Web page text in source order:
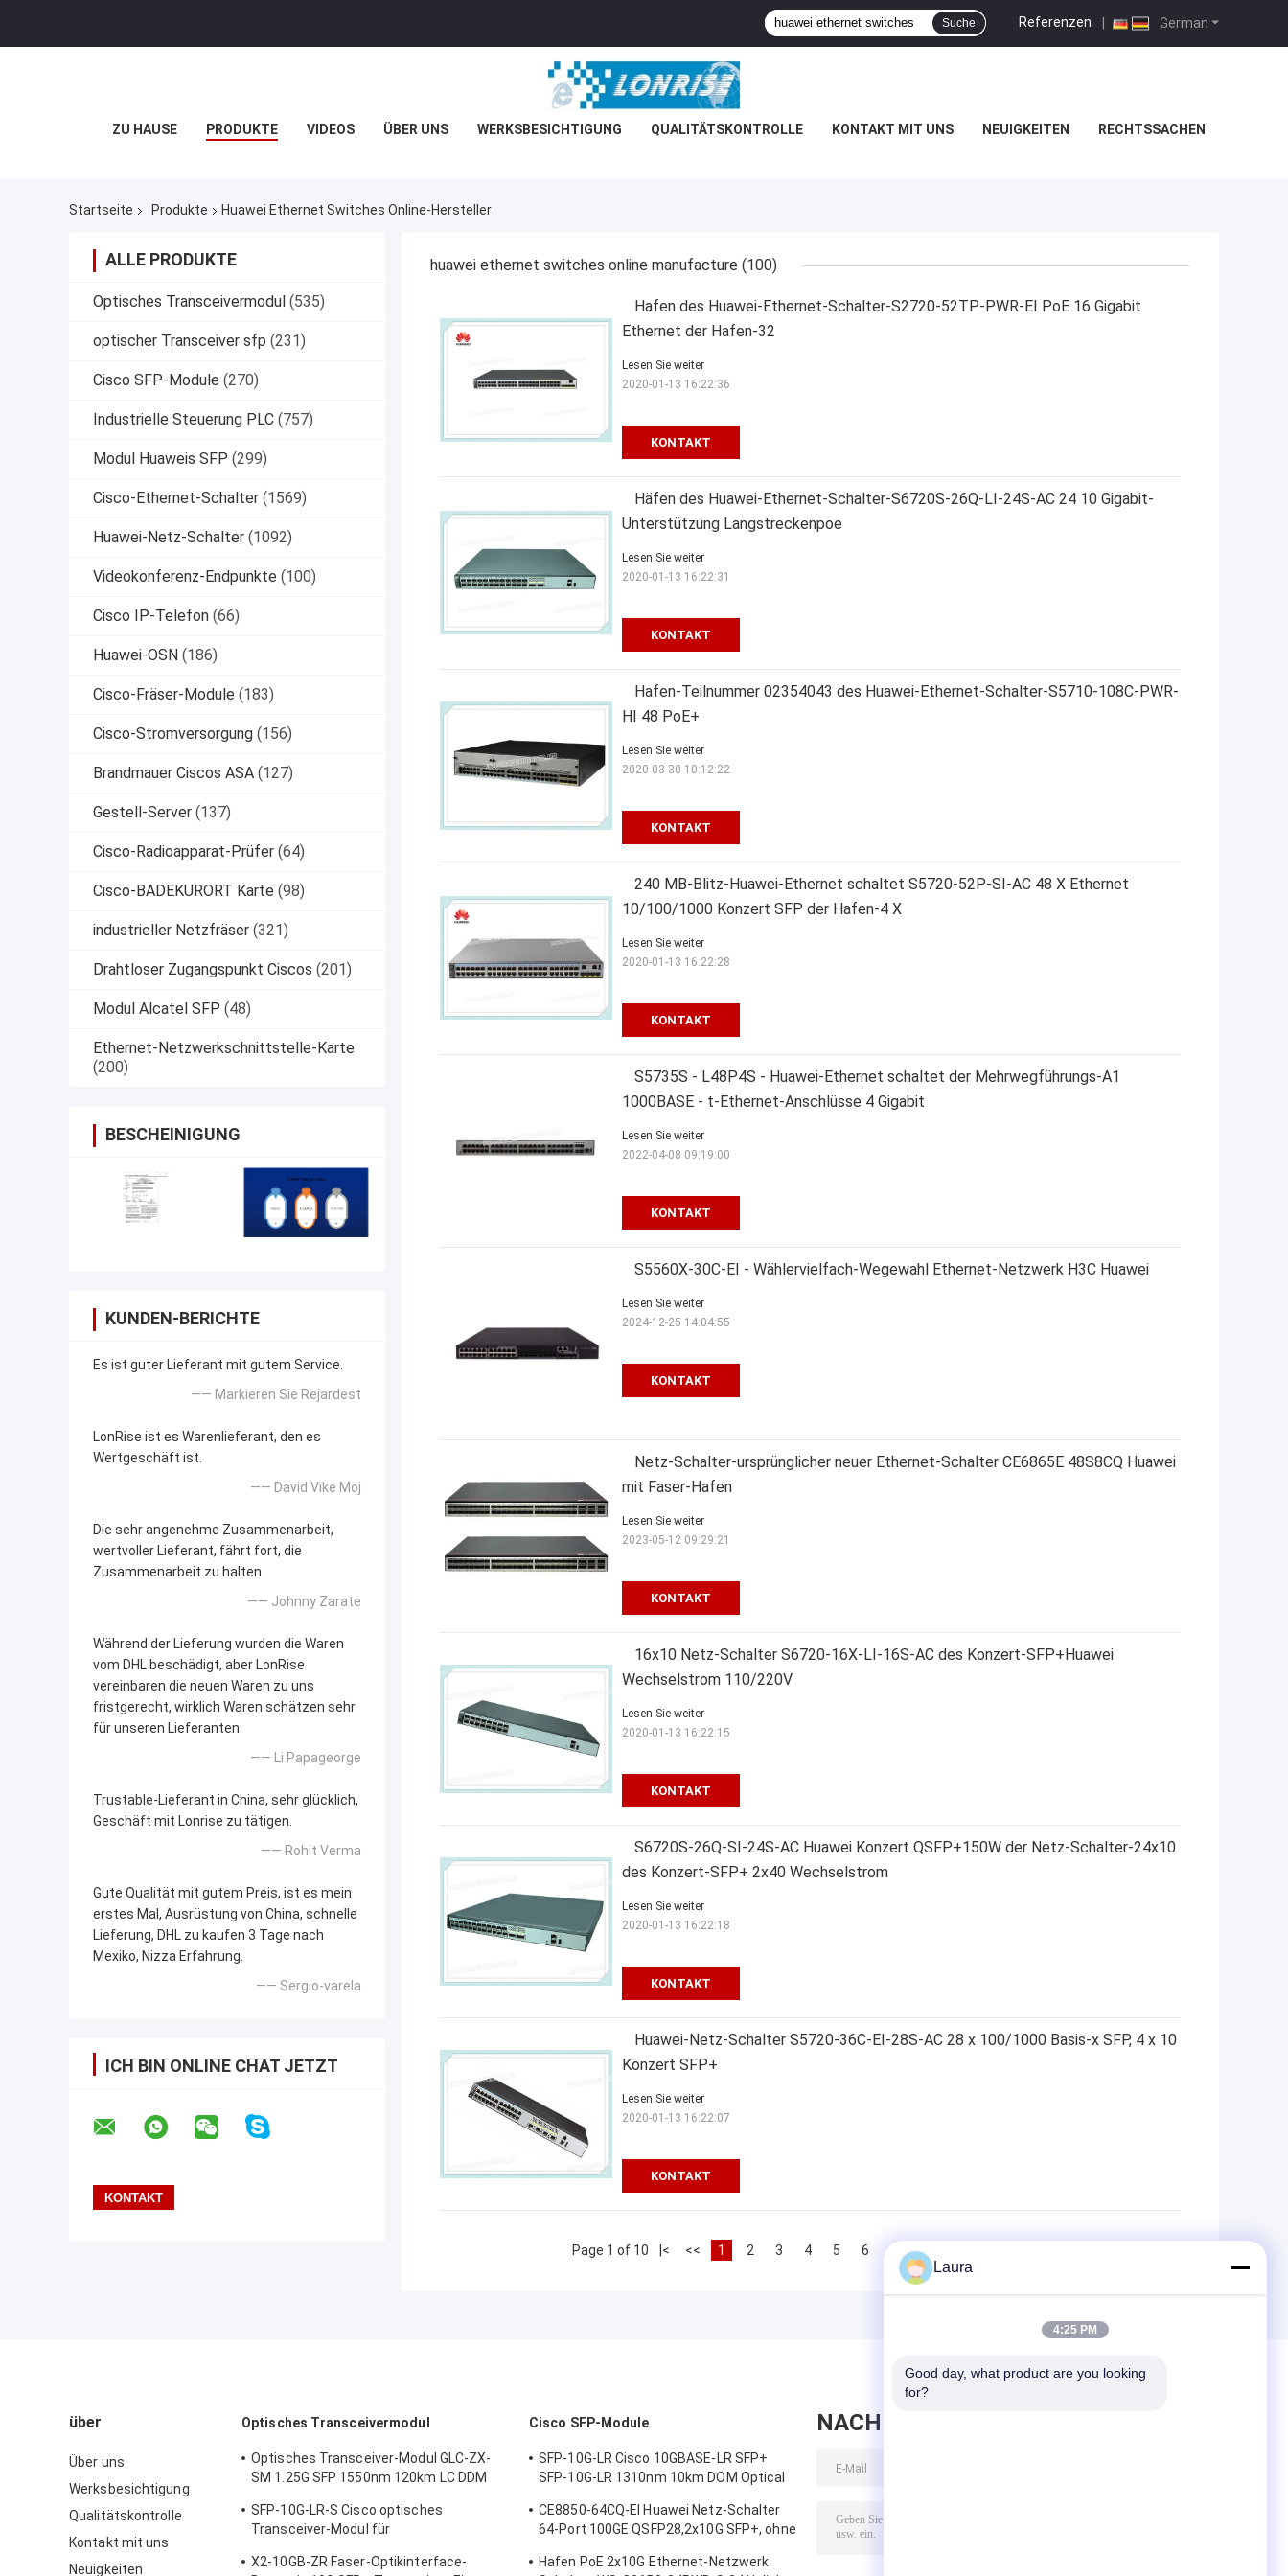
German
Referenzen |
Suche
ZU HAUSE PRODUKTE VIDEOS ÜBER UNS WERKSBESICHTIGUNG QUALITÄTSKONTROLLE KONTAKT MIT UNS NEUIGKEITEN RECHTSSACHEN
Startseite Produkte Huawei Ethernet Switches Online-Hersteller
ALLE PRODUKTE
Optisches Transceivermodul (535)
optischer Transceiver sfp (231)
Cisco SFP-Module (270)
Industrielle Steuerung PLC (757)
Modul Huaweis SFP (299)
Cisco-Ethernet-Schalter (1569)
Huawei-Netz-Schalter (1092)
Videokonferenz-Endpunkte (100)
Cisco IP-Telefon (66)
Huawei-OSN (186)
Cisco-Fräser-Module (183)
Cisco-Stromversorgung (156)
Brandmauer Ciscos ASA (127)
Gestell-Server (137)
Cisco-Radioapparat-Prüfer (64)
Cisco-BADEKURORT Karte (98)
industrieller Netzfräser (321)
Drahtloser Zugangspunkt Ciscos (201)
Modul Alcatel SFP (48)
Ethernet-Netzwerkschnittstelle-Karte
(200)
BESCHEINIGUNG
KUNDEN-BERICHTE
Es ist guter Lieferant mit gutem Service.
—— Markieren Sie Rejardest
LonRise ist es Warenlieferant, den es
Wertgeschäft ist.
—— David Vike Moj
Die sehr angenehme Zusammenarbeit,
wertvoller Lieferant, fährt fort, die
Zusammenarbeit zu halten
—— Johnny Zarate
Während der Lieferung wurden die Waren
vom DHL beschädigt, aber LonRise
vereinbaren die neuen Waren zu uns
fristgerecht, wirklich Waren schätzen sehr
für unseren Lieferanten
—— Li Papageorge
Trustable-Lieferant in China, sehr glücklich,
Geschäft mit Lonrise zu tätigen.
—— Rohit Verma
Gute Qualität mit gutem Preis, ist es mein
erstes Mal, Ausrüstung von China, schnelle
Lieferung, DHL zu kaufen 3 Tage nach
Mexiko, Nizza Erfahrung.
—— Sergio-varela
ICH BIN ONLINE CHAT JETZT
huawei ethernet switches online manufacture (100)
Hafen des Huawei-Ethernet-Schalter-S2720-52TP-PWR-EI PoE 16 Gigabit
Ethernet der Hafen-32
KONTAKT
Lesen Sie weiter
2020-01-13 16:22:36
Häfen des Huawei-Ethernet-Schalter-S6720S-26Q-LI-24S-AC 24 10 Gigabit-
Unterstützung Langstreckenpoe
KONTAKT
Lesen Sie weiter
2020-01-13 16:22:31
Hafen-Teilnummer 02354043 des Huawei-Ethernet-Schalter-S5710-108C-PWR-
HI 48 PoE+
KONTAKT
Lesen Sie weiter
2020-03-30 10:12:22
240 MB-Blitz-Huawei-Ethernet schaltet S5720-52P-SI-AC 48 X Ethernet
10/100/1000 Konzert SFP der Hafen-4 X
KONTAKT
Lesen Sie weiter
2020-01-13 16:22:28
S5735S - L48P4S - Huawei-Ethernet schaltet der Mehrwegführungs-A1
1000BASE - t-Ethernet-Anschlüsse 4 Gigabit
KONTAKT
Lesen Sie weiter
2022-04-08 09:19:00
S5560X-30C-EI - Wählervielfach-Wegewahl Ethernet-Netzwerk H3C Huawei
KONTAKT
Lesen Sie weiter
2024-12-25 14:04:55
Netz-Schalter-ursprünglicher neuer Ethernet-Schalter CE6865E 48S8CQ Huawei
mit Faser-Hafen
KONTAKT
Lesen Sie weiter
2023-05-12 09:29:21
16x10 Netz-Schalter S6720-16X-LI-16S-AC des Konzert-SFP+Huawei
Wechselstrom 110/220V
KONTAKT
Lesen Sie weiter
2020-01-13 16:22:15
S6720S-26Q-SI-24S-AC Huawei Konzert QSFP+150W der Netz-Schalter-24x10
des Konzert-SFP+ 2x40 Wechselstrom
KONTAKT
Lesen Sie weiter
2020-01-13 16:22:18
Huawei-Netz-Schalter S5720-36C-EI-28S-AC 28 x 100/1000 Basis-x SFP, 4 x 10
Konzert SFP+
KONTAKT
Lesen Sie weiter
2020-01-13 16:22:07
Page 1 of 10 |< << 1 2 3 4 5 6 8
über
Über uns
Werksbesichtigung
Qualitätskontrolle
Kontakt mit uns
Neuigkeiten
Optisches Transceivermodul
Optisches Transceiver-Modul GLC-ZX-
SM 1.25G SFP 1550nm 120km LC DDM
SFP-10G-LR-S Cisco optisches
Transceiver-Modul für
Verdrahtungs-Wandschrank
X2-10GB-ZR Faser-Optikinterface-
Cisco SFP-Module
SFP-10G-LR Cisco 10GBASE-LR SFP+
SFP-10G-LR 1310nm 10km DOM Optical
CE8850-64CQ-EI Huawei Netz-Schalter
64-Port 100GE QSFP28,2x10G SFP+, ohne
Hafen PoE 2x10G Ethernet-Netzwerk
NACHRICHT HINTERLASSEN
Laura
4:25 PM
Good day, what product are you looking
for?